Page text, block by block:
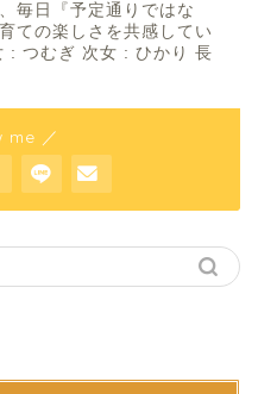
毎日『予定通りではな
ての楽しさを共感してい
: つむぎ 次女 : ひかり 長
me ／